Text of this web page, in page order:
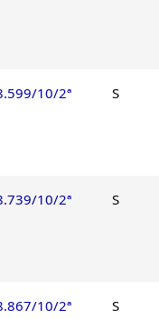
10/2ª S
10/2ª S
10/2ª S